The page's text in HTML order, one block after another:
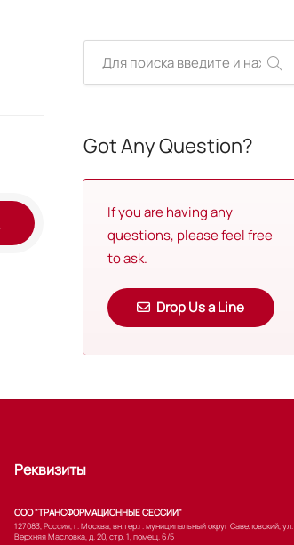
Got Any Question?
If you are having any
questions, please feel free
to ask.
Drop Us a Line
Реквизиты
ООО "ТРАНСФОРМАЦИОННЫЕ СЕССИИ"
127083, Россия, г. Москва, вн.тер.г. муниципальный округ Савеловский, ул.
Верхняя Масловка, д. 20, стр. 1, помещ. 6/5